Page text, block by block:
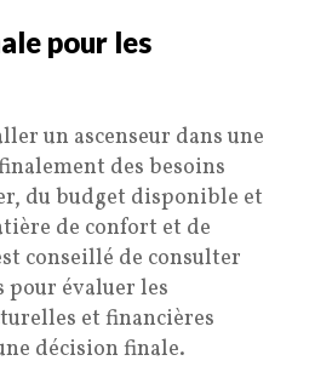
pour les
un ascenseur dans une
des besoins
du budget disponible et
de confort et de
conseillé de consulter
pour évaluer les
et financières
décision finale.